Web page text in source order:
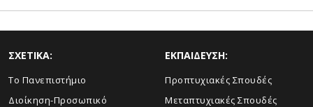
ΣΧΕΤΙΚΑ:
Το Πανεπιστήμιο
Διοίκηση-Προσωπικό
ΕΚΠΑΙΔΕΥΣΗ:
Προπτυχιακές Σπουδές
Μεταπτυχιακές Σπουδές